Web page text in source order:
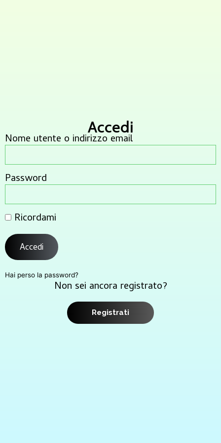
Accedi
Nome utente o indirizzo email
Password
Ricordami
Accedi
Hai perso la password?
Non sei ancora registrato?
Registrati